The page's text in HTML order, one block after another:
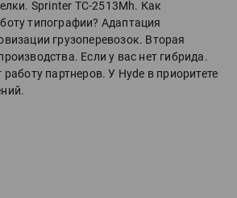
Sprinter ТС-2513Mh. Как
типографии? Адаптация
грузоперевозок. Вторая
Если у вас нет гибрида.
партнеров. У Hyde в приоритете